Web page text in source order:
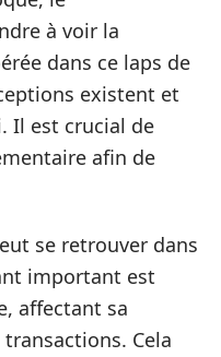
à voir la
dans ce laps de
existent et
Il est crucial de
afin de
se retrouver dans
important est
affectant sa
transactions. Cela